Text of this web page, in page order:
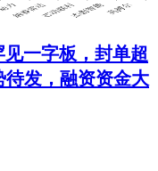
见一字板，封单超
待发，融资资金大